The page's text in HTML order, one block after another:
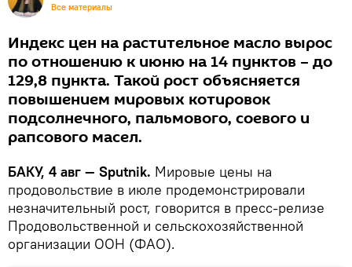
Все материалы
Индекс цен на растительное масло вырос
по отношению к июню на 14 пунктов – до
129,8 пункта. Такой рост объясняется
повышением мировых котировок
подсолнечного, пальмового, соевого и
рапсового масел.
БАКУ, 4 авг — Sputnik. Мировые цены на
продовольствие в июле продемонстрировали
незначительный рост, говорится в пресс-релизе
Продовольственной и сельскохозяйственной
организации ООН (ФАО).